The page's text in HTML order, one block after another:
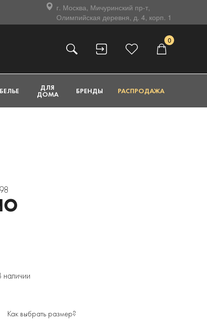
г. Москва, Мичуринский пр-т,
Олимпийская деревня, д. 4, корп. 1
0
БЕЛЬЕ ДЛЯ
ДОМА БРЕНДЫ РАСПРОДАЖА
наличии
Как выбрать размер?